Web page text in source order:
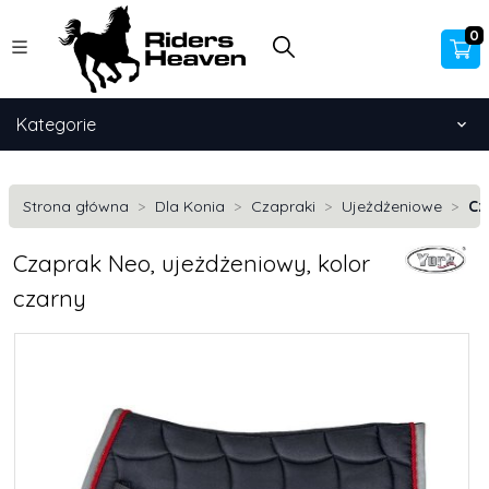
0
Kategorie
Strona główna Dla Konia Czapraki Ujeżdżeniowe
Czaprak Neo, ujeżdżeniowy, kolor
czarny